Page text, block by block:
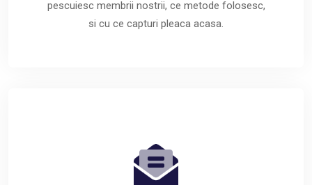
pescuiesc membrii nostrii, ce metode folosesc,
si cu ce capturi pleaca acasa.